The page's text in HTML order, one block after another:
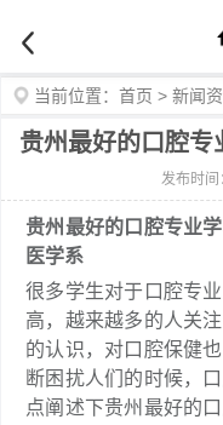
当前位置： 首页 > 新闻
贵州最好的口腔专
发布时
贵州最好的口腔专业
医学系
很多学生对于口腔专
高，越来越多的人关
的认识，对口腔保健
断困扰人们的时候，
点阐述下贵州最好的